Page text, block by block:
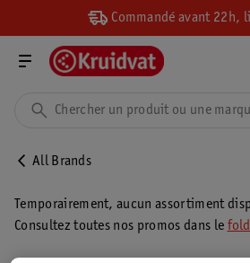
Commandé avant 22h,
All Brands
Temporairement, aucun assortiment
Consultez toutes nos promos dans le